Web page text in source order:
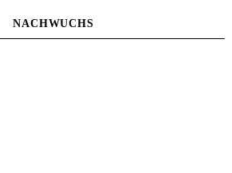
NACHWUCHS